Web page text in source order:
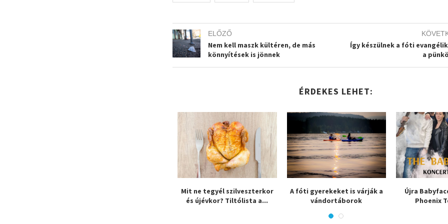
ELŐZŐ
Nem kell maszk kültéren, de más
könnyítések is jönnek
Így készülnek a fóti
a
ÉRDEKES LEHET:
Mit ne tegyél szilveszterkor
és újévkor? Tiltólista a...
A fóti gyerekeket is várják a
vándortáborok
Újra
Phoenix